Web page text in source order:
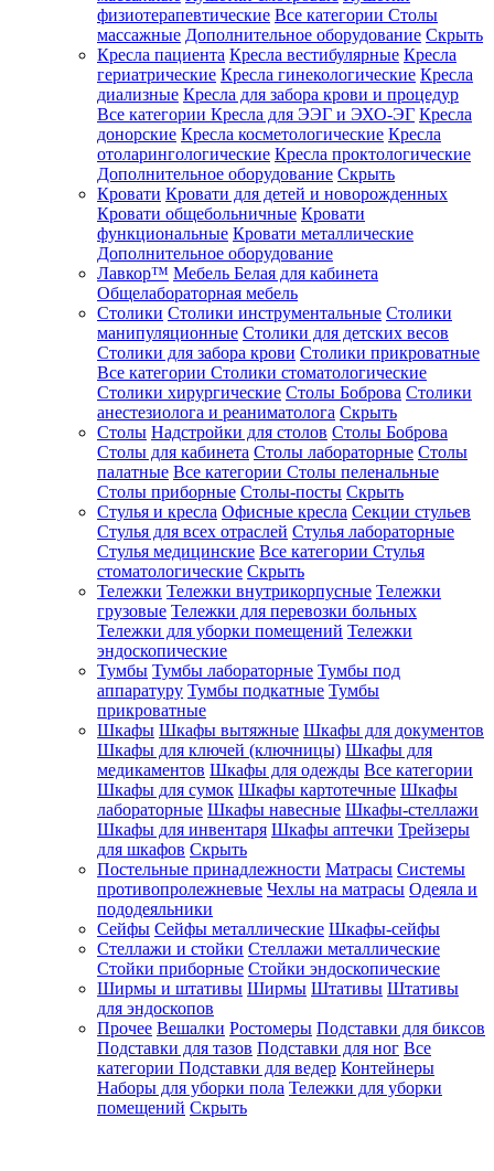
физиотерапевтические Все категории Столы
массажные Дополнительное оборудование Скрыть
Кресла пациента Кресла вестибулярные Кресла
гериатрические Кресла гинекологические Кресла
диализные Кресла для забора крови и процедур
Все категории Кресла для ЭЭГ и ЭХО-ЭГ Кресла
донорские Кресла косметологические Кресла
отоларингологические Кресла проктологические
Дополнительное оборудование Скрыть
Кровати Кровати для детей и новорожденных
Кровати общебольничные Кровати
функциональные Кровати металлические
Дополнительное оборудование
Лавкор™ Мебель Белая для кабинета
Общелабораторная мебель
Столики Столики инструментальные Столики
манипуляционные Столики для детских весов
Столики для забора крови Столики прикроватные
Все категории Столики стоматологические
Столики хирургические Столы Боброва Столики
анестезиолога и реаниматолога Скрыть
Столы Надстройки для столов Столы Боброва
Столы для кабинета Столы лабораторные Столы
палатные Все категории Столы пеленальные
Столы приборные Столы-посты Скрыть
Стулья и кресла Офисные кресла Секции стульев
Стулья для всех отраслей Стулья лабораторные
Стулья медицинские Все категории Стулья
стоматологические Скрыть
Тележки Тележки внутрикорпусные Тележки
грузовые Тележки для перевозки больных
Тележки для уборки помещений Тележки
эндоскопические
Тумбы Тумбы лабораторные Тумбы под
аппаратуру Тумбы подкатные Тумбы
прикроватные
Шкафы Шкафы вытяжные Шкафы для документов
Шкафы для ключей (ключницы) Шкафы для
медикаментов Шкафы для одежды Все категории
Шкафы для сумок Шкафы картотечные Шкафы
лабораторные Шкафы навесные Шкафы-стеллажи
Шкафы для инвентаря Шкафы аптечки Трейзеры
для шкафов Скрыть
Постельные принадлежности Матрасы Системы
противопролежневые Чехлы на матрасы Одеяла и
пододеяльники
Сейфы Сейфы металлические Шкафы-сейфы
Стеллажи и стойки Стеллажи металлические
Стойки приборные Стойки эндоскопические
Ширмы и штативы Ширмы Штативы Штативы
для эндоскопов
Прочее Вешалки Ростомеры Подставки для биксов
Подставки для тазов Подставки для ног Все
категории Подставки для ведер Контейнеры
Наборы для уборки пола Тележки для уборки
помещений Скрыть